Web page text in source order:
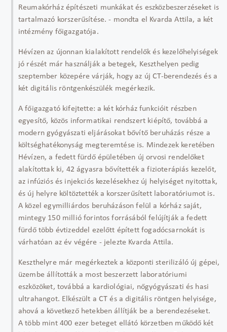
Reumakórház építészeti munkákat és eszközbeszerzéseket is
tartalmazó korszerűsítése. - mondta el Kvarda Attila, a két
intézmény főigazgatója.
Hévízen az újonnan kialakított rendelők és kezelőhelyiségek
jó részét már használják a betegek, Keszthelyen pedig
szeptember közepére várják, hogy az új CT-berendezés és a
két digitális röntgenkészülék megérkezik.
A főigazgató kifejtette: a két kórház funkcióit részben
egyesítő, közös informatikai rendszert kiépítő, továbbá a
modern gyógyászati eljárásokat bővítő beruházás része a
költséghatékonyság megteremtése is. Mindezek keretében
Hévízen, a fedett fürdő épületében új orvosi rendelőket
alakítottak ki, 42 ágyasra bővítették a fizioterápiás kezelőt,
az infúziós és injekciós kezelésekhez új helyiséget nyitottak,
és új helyre költöztették a korszerűsített laboratóriumot is.
A közel egymilliárdos beruházáson felül a kórház saját,
mintegy 150 millió forintos forrásából felújítják a fedett
fürdő több évtizeddel ezelőtt épített fogadócsarnokát is
várhatóan az év végére - jelezte Kvarda Attila.
Keszthelyre már megérkeztek a központi sterilizáló új gépei,
üzembe állították a most beszerzett laboratóriumi
eszközöket, továbbá a kardiológiai, nőgyógyászati és hasi
ultrahangot. Elkészült a CT és a digitális röntgen helyisége,
ahová a következő hetekben állítják be a berendezéseket.
A több mint 400 ezer beteget ellátó körzetben működő két